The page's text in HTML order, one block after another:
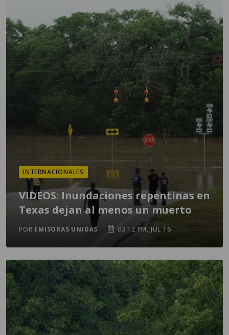
INTERNACIONALES
VIDEOS: Inundaciones repentinas en
Texas dejan al menos un muerto
POR EMISORAS UNIDAS 03:12 PM, JUL 16